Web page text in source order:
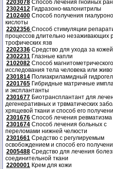
2203078 Способ лечения гнойных ран
2302412 Гидразоно-малонитрилы
2102400 Способ получения
кислоты
2202356 Способ стимуляции
процессов длительно незаживающих
трофических язв
2202336 Средство для ухода за кожей
2302231 Глазные капли
2102082 Способ магнитометрического
исследования тела человека или
2301814 Полиакриламидный
2201765 Гибридные матричные
и эксплантанты
2301677 Биотрансплантант для
дегенеративных и трвматических
хрящевой ткани и способ его
2301676 Способ лечения ревматизма
2301674 Способ лечения больных с
переломами нижней челюсти
2301661 Средство с регулируемым
освобождением и способ его
2005488 Средство для лечения
соединительной ткани
2200001 Крем для кожи